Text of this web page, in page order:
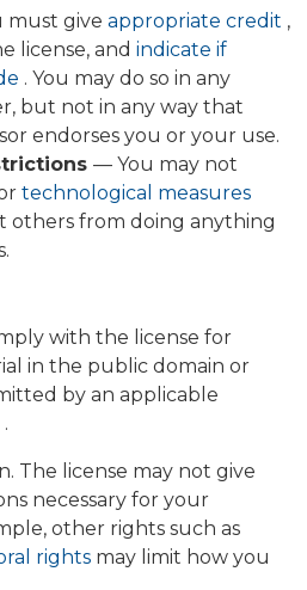
must give appropriate credit ,
license, and indicate if
. You may do so in any
but not in any way that
endorses you or your use.
— You may not
technological measures
others from doing anything
with the license for
in the public domain or
by an applicable
.
The license may not give
necessary for your
other rights such as
rights may limit how you